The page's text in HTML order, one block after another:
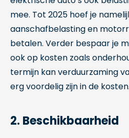
mee. Tot 2025 hoef je
aanschafbelasting en
betalen. Verder bespaar je
ook op kosten zoals
termijn kan verduurzaming
erg voordelig zijn in de kosten.
2. Beschikbaarheid